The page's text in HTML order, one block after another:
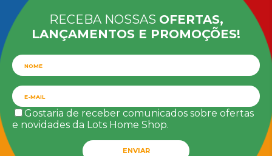
RECEBA NOSSAS OFERTAS,
LANÇAMENTOS E PROMOÇÕES!
Gostaria de receber comunicados sobre ofertas
e novidades da Lots Home Shop.
ENVIAR